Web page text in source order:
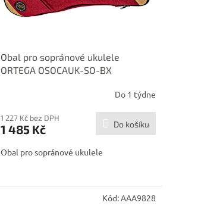
Obal pro sopránové ukulele
ORTEGA OSOCAUK-SO-BX
Do 1 týdne
1 227 Kč bez DPH
1 485 Kč Do košíku
Obal pro sopránové ukulele
Kód:AAA9828